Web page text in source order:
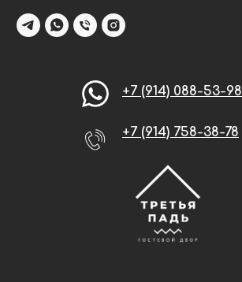
+7 (914) 088-53-98
+7 (914) 758-38-78